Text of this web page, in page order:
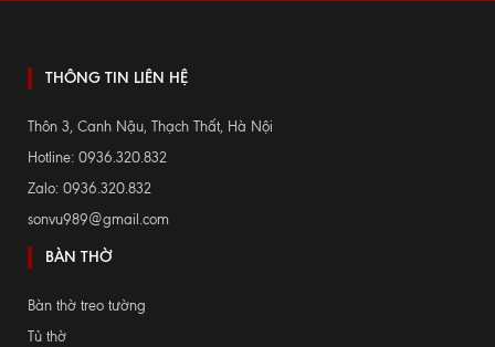
THÔNG TIN LIÊN HỆ
Thôn 3, Canh Nậu, Thạch Thất, Hà Nội
Hotline: 0936.320.832
Zalo: 0936.320.832
sonvu989@gmail.com
BÀN THỜ
Bàn thờ treo tường
Tủ thờ